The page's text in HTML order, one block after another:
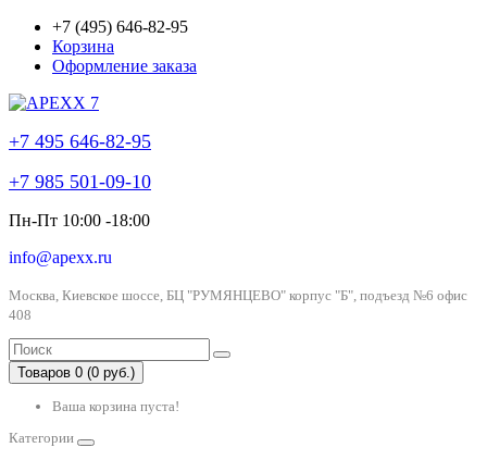
+7 (495) 646-82-95
Корзина
Оформление заказа
+7 495 646-82-95
+7 985 501-09-10
Пн-Пт 10:00 -18:00
info@apexx.ru
Москва, Киевское шоссе, БЦ "РУМЯНЦЕВО" корпус "Б", подъезд №6 офис
408
Товаров 0 (0 руб.)
Ваша корзина пуста!
Категории